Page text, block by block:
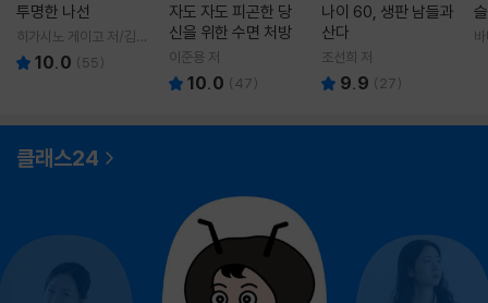
투명한 나선
히가시노 게이고 저/김선
영 역10.0 (55)
자도 자도 피곤한 당
신을 위한 수면 처방
이준용 저
10.0 (47)
나이 60, 생판 남들과
산다
조선희 저
9.9 ( 27)
클래스24